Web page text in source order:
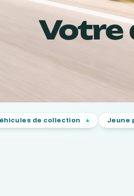
Votre
collection Jeune permis